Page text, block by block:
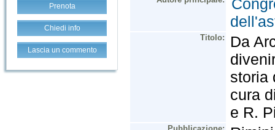
Prenota
Chiedi info
Lascia un commento